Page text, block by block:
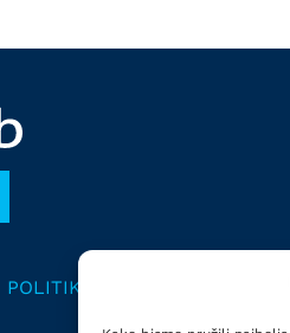
POLITIKA KOLAČIĆA